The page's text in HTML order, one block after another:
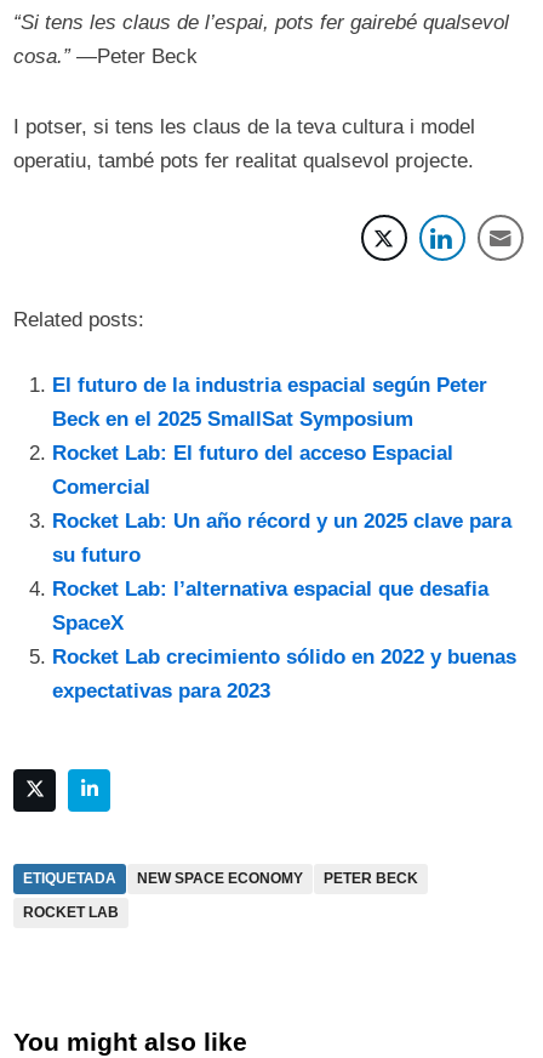
“Si tens les claus de l’espai, pots fer gairebé qualsevol
cosa.”—Peter Beck
I potser, si tens les claus de la teva cultura i model
operatiu, també pots fer realitat qualsevol projecte.
Related posts:
El futuro de la industria espacial según Peter
Beck en el 2025 SmallSat Symposium
Rocket Lab: El futuro del acceso Espacial
Comercial
Rocket Lab: Un año récord y un 2025 clave para
su futuro
Rocket Lab: l’alternativa espacial que desafia
SpaceX
Rocket Lab crecimiento sólido en 2022 y buenas
expectativas para 2023
ETIQUETADA NEW SPACE ECONOMY
PETER BECK
ROCKET LAB
You might also like